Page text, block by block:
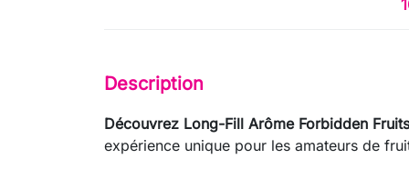
Description
Découvrez Long-Fill Arôme Forbidden
expérience unique pour les amateurs de